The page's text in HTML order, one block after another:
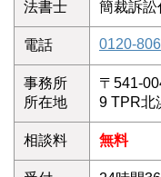
法書士
簡裁訴
電話 0120-
事務所
所在地
〒541-
9 TPR北
相談料 無料